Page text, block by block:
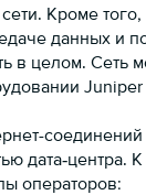
Кроме того,
данных и
в целом. Сеть
дата‐центра. К
операторов: